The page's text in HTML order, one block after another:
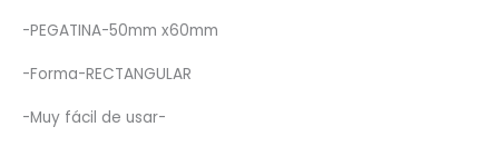
-PEGATINA-50mm x60mm
-Forma-RECTANGULAR
-Muy fácil de usar-